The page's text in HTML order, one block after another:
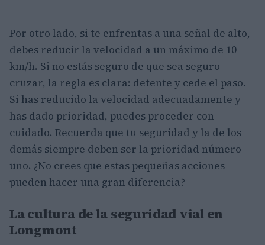
Por otro lado, si te enfrentas a una señal de alto,
debes reducir la velocidad a un máximo de 10
km/h. Si no estás seguro de que sea seguro
cruzar, la regla es clara: detente y cede el paso.
Si has reducido la velocidad adecuadamente y
has dado prioridad, puedes proceder con
cuidado. Recuerda que tu seguridad y la de los
demás siempre deben ser la prioridad número
uno. ¿No crees que estas pequeñas acciones
pueden hacer una gran diferencia?
La cultura de la seguridad vial en
Longmont